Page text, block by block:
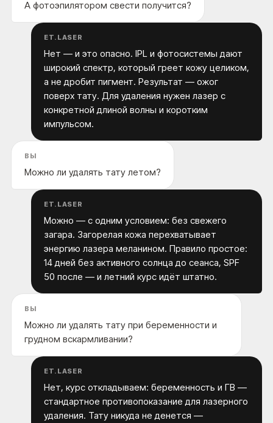
А фотоэпилятором свести получится?
ET.LASER
Нет — и это опасно. IPL и фотосистемы дают
широкий спектр, который греет кожу целиком,
а не дробит пигмент. Результат — ожог
поверх тату. Для удаления нужен лазер с
конкретной длиной волны и коротким
импульсом.
ВЫ
Можно ли удалять тату летом?
ET.LASER
Можно — с одним условием: без свежего
загара. Загорелая кожа перехватывает
энергию лазера меланином. Правило простое:
14 дней без активного солнца до сеанса, SPF
50 после — и летний курс идёт штатно.
ВЫ
Можно ли удалять тату при беременности и
грудном вскармливании?
ET.LASER
Нет, курс откладываем: беременность и ГВ —
стандартное противопоказание для лазерного
удаления. Тату никуда не денется —